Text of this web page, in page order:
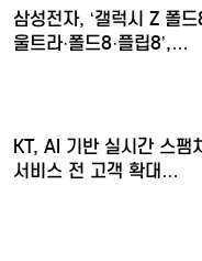
삼성전자, ‘갤럭시 Z 폴
울트라·폴드8·플립8’,…
KT, AI 기반 실시간 스팸
서비스 전 고객 확대…